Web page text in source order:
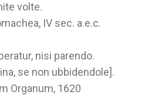
volte.
IV sec. a.e.c.
nisi parendo.
se non ubbidendole].
Organum, 1620